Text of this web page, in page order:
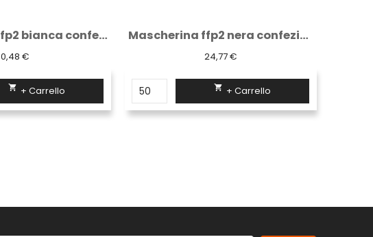
Mascherina ffp2 bianca confezione da 20 pezzi
0,48 €
 + Carrello
Mascherina ffp2 nera confezione da 50 pezzi
24,77 €
 + Carrello